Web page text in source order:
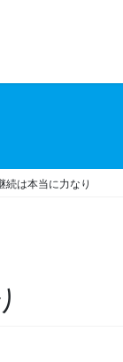
続は本当に力なり